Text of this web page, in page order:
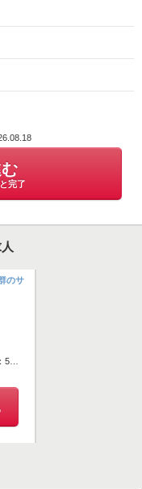
ンツーマンの少人数プ
心地の良い」サロン空間
差し込み、豊富な植物が
す。
、人間関係のストレスな
フも多いです^^
Ｆ
完了
のサ
％